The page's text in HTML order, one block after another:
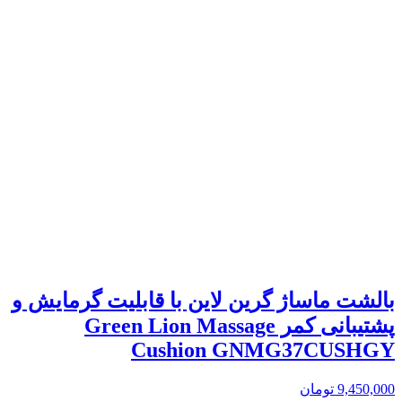
بالشت ماساژ گرین لاین با قابلیت گرمایش و
پشتیبانی کمر Green Lion Massage
Cushion GNMG37CUSHGY
9,450,000 تومان